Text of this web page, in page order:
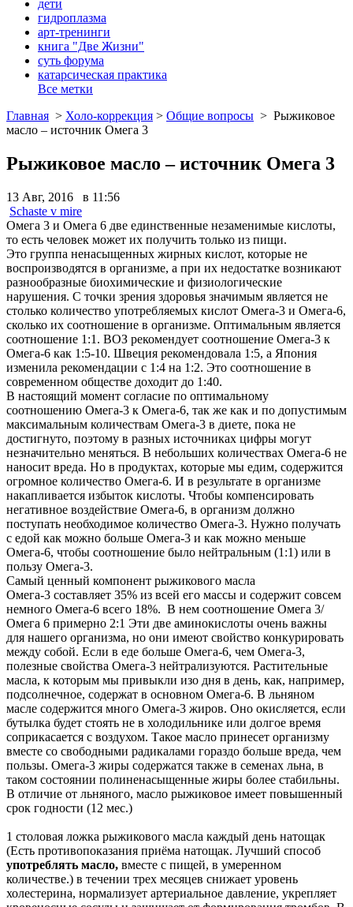
дети
гидроплазма
арт-тренинги
книга "Две Жизни"
суть форума
катарсическая практика
Все метки
Главная > Холо-коррекция > Общие вопросы > Рыжиковое
масло – источник Омега 3
Рыжиковое масло – источник Омега 3
13 Авг, 2016 в 11:56
Schaste v mire
Омега 3 и Омега 6 две единственные незаменимые кислоты,
то есть человек может их получить только из пищи.
Это группа ненасыщенных жирных кислот, которые не
воспроизводятся в организме, а при их недостатке возникают
разнообразные биохимические и физиологические
нарушения. С точки зрения здоровья значимым является не
столько количество употребляемых кислот Омега-3 и Омега-6,
сколько их соотношение в организме. Оптимальным является
соотношение 1:1. ВОЗ рекомендует соотношение Омега-3 к
Омега-6 как 1:5-10. Швеция рекомендовала 1:5, а Япония
изменила рекомендации с 1:4 на 1:2. Это соотношение в
современном обществе доходит до 1:40.
В настоящий момент согласие по оптимальному
соотношению Омега-3 к Омега-6, так же как и по допустимым
максимальным количествам Омега-3 в диете, пока не
достигнуто, поэтому в разных источниках цифры могут
незначительно меняться. В небольших количествах Омега-6 не
наносит вреда. Но в продуктах, которые мы едим, содержится
огромное количество Омега-6. И в результате в организме
накапливается избыток кислоты. Чтобы компенсировать
негативное воздействие Омега-6, в организм должно
поступать необходимое количество Омега-3. Нужно получать
с едой как можно больше Омега-3 и как можно меньше
Омега-6, чтобы соотношение было нейтральным (1:1) или в
пользу Омега-3.
Самый ценный компонент рыжикового масла
Омега-3 составляет 35% из всей его массы и содержит совсем
немного Омега-6 всего 18%. В нем соотношение Омега 3/
Омега 6 примерно 2:1 Эти две аминокислоты очень важны
для нашего организма, но они имеют свойство конкурировать
между собой. Если в еде больше Омега-6, чем Омега-3,
полезные свойства Омега-3 нейтрализуются. Растительные
масла, к которым мы привыкли изо дня в день, как, например,
подсолнечное, содержат в основном Омега-6. В льняном
масле содержится много Омега-3 жиров. Оно окисляется, если
бутылка будет стоять не в холодильнике или долгое время
соприкасается с воздухом. Такое масло принесет организму
вместе со свободными радикалами гораздо больше вреда, чем
пользы. Омега-3 жиры содержатся также в семенах льна, в
таком состоянии полиненасыщенные жиры более стабильны.
В отличие от льняного, масло рыжиковое имеет повышенный
срок годности (12 мес.)
1 столовая ложка рыжикового масла каждый день натощак
(Есть противопоказания приёма натощак. Лучший способ
употреблять масло, вместе с пищей, в умеренном
количестве.) в течении трех месяцев снижает уровень
холестерина, нормализует артериальное давление, укрепляет